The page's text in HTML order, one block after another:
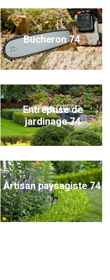
Bucheron 74
Entreprise de
jardinage 74
Artisan paysagiste 74